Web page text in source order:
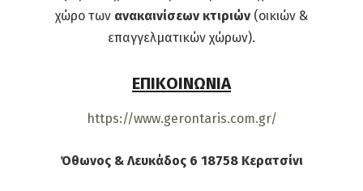
χώρο των ανακαινίσεων κτιριών (οικιών &
επαγγελματικών χώρων).
ΕΠΙΚΟΙΝΩΝΙΑ
https://www.gerontaris.com.gr/
Όθωνος & Λευκάδος 6 18758 Κερατσίνι